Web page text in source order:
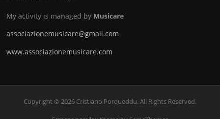
My activity is managed by Musicare
associazionemusicare@gmail.com
www.associazionemusicare.com
Copyright © 2026 Cristiano Porqueddu. All Rights Reserved.